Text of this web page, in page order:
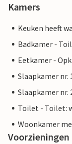
Kamers
Keuken heeft
Badkamer -
Eetkamer -
Slaapkamer nr.
Slaapkamer nr.
Toilet - Toilet:
Woonkamer
Voorzieningen